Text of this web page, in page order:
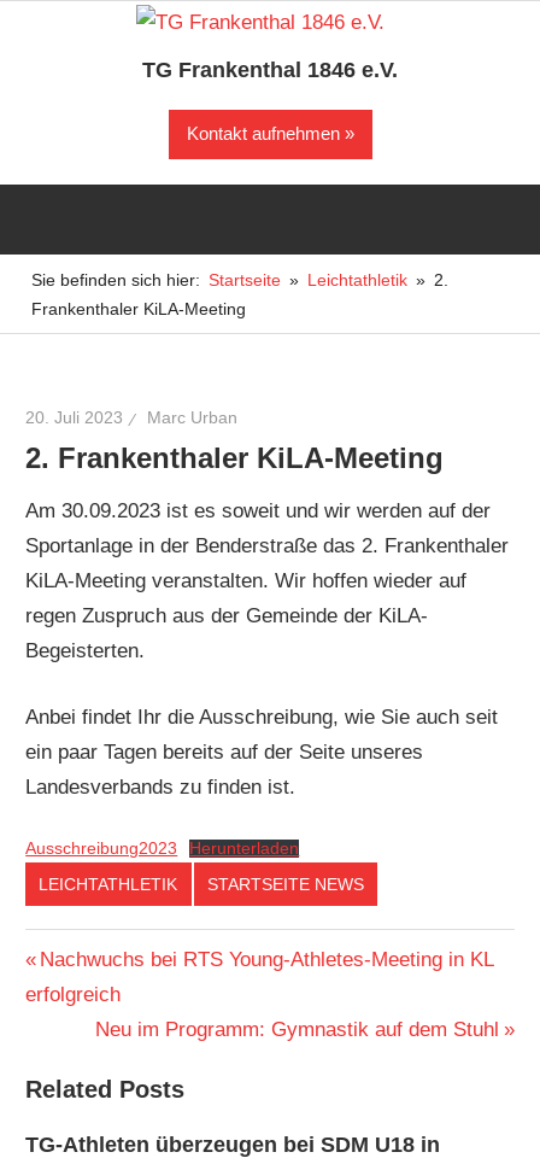
TG Frankenthal 1846 e.V.
Kontakt aufnehmen
Sie befinden sich hier: Startseite Leichtathletik
2.
Frankenthaler KiLA-Meeting
20. Juli 2023 Marc Urban
2. Frankenthaler KiLA-Meeting
Am 30.09.2023 ist es soweit und wir werden auf der
Sportanlage in der Benderstraße das 2. Frankenthaler
KiLA-Meeting veranstalten. Wir hoffen wieder auf
regen Zuspruch aus der Gemeinde der KiLA-
Begeisterten.
Anbei findet Ihr die Ausschreibung, wie Sie auch seit
ein paar Tagen bereits auf der Seite unseres
Landesverbands zu finden ist.
Ausschreibung2023 Herunterladen
LEICHTATHLETIK STARTSEITE NEWS
Beitragsnavigation
Vorheriger
Beitrag:
Nachwuchs bei RTS Young-Athletes-Meeting in KL
erfolgreich
Nächster
Neu im Programm: Gymnastik auf dem Stuhl
Related Posts
TG-Athleten überzeugen bei SDM U18 in